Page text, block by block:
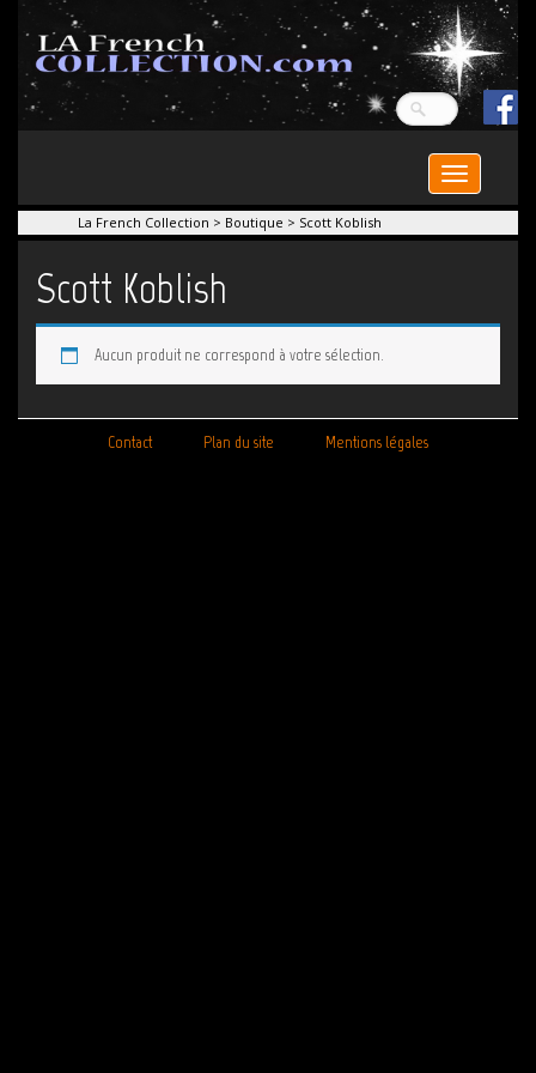
Toggle
navigation
La French Collection > Boutique > Scott Koblish
Scott Koblish
Aucun produit ne correspond à votre sélection.
Contact Plan du site Mentions légales